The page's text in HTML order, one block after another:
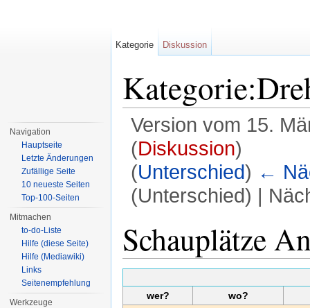
Version vom 15.
(Diskussion)
(Unterschied) ←
(Unterschied) |
Schauplätze
wer? wo?
Kategorie Diskussion
Navigation
Hauptseite
Letzte Änderungen
Zufällige Seite
10 neueste Seiten
Top-100-Seiten
Mitmachen
to-do-Liste
Hilfe (diese Seite)
Hilfe (Mediawiki)
Links
Seitenempfehlung
Werkzeuge